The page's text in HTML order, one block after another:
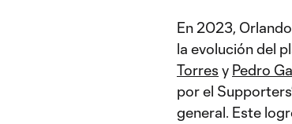
En 2023,
la evolución del
Torres y Pedro
por el
general. Este